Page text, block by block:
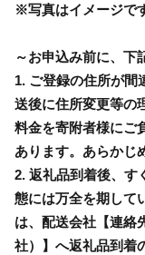
※写真はイメージで
～お申込み前に、下
1. ご登録の住所が間
送後に住所変更等の
料金を寄附者様にご
あります。あらかじ
2. 返礼品到着後、す
態には万全を期して
は、配送会社【連絡
社）】へ返礼品到着